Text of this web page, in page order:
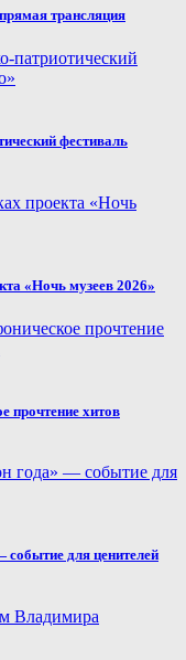
трансляция
фестиваль
«Ночь музеев 2026»
прочтение хитов
для ценителей